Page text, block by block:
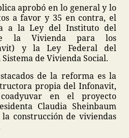
aprobó en lo general y lo
a favor y 35 en contra, el
a la Ley del Instituto del
la Vivienda para los
y la Ley Federal del
de Vivienda Social.
de la reforma es la
propia del Infonavit,
en el proyecto
Claudia Sheinbaum
construcción de viviendas